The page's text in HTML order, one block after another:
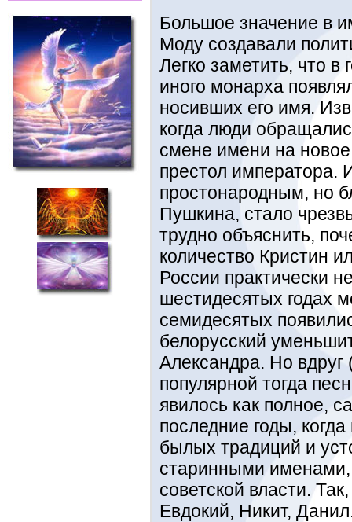
Большое значение в
Моду создавали
Легко заметить, что в
иного монарха
носивших его имя.
когда люди
смене имени на новое
престол императора.
простонародным, но
Пушкина, стало
трудно объяснить,
количество Кристин
России практически
шестидесятых годах
семидесятых
белорусский
Александра. Но
популярной тогда
явилось как полное,
последние годы,
былых традиций и
старинными
советской власти.
Евдокий, Никит,